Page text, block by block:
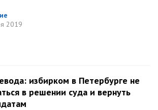
2019
избирком в Петербурге не
в решении суда и вернуть